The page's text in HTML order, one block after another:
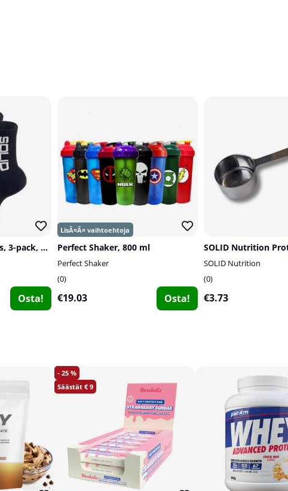
SOLID Nutrition Socks, 3-pack, Black
Osta!
Perfect Shaker, 800 ml
Perfect Shaker
0
€19.03 Osta!
SOLID Nutrition
0
€3.73
25
9